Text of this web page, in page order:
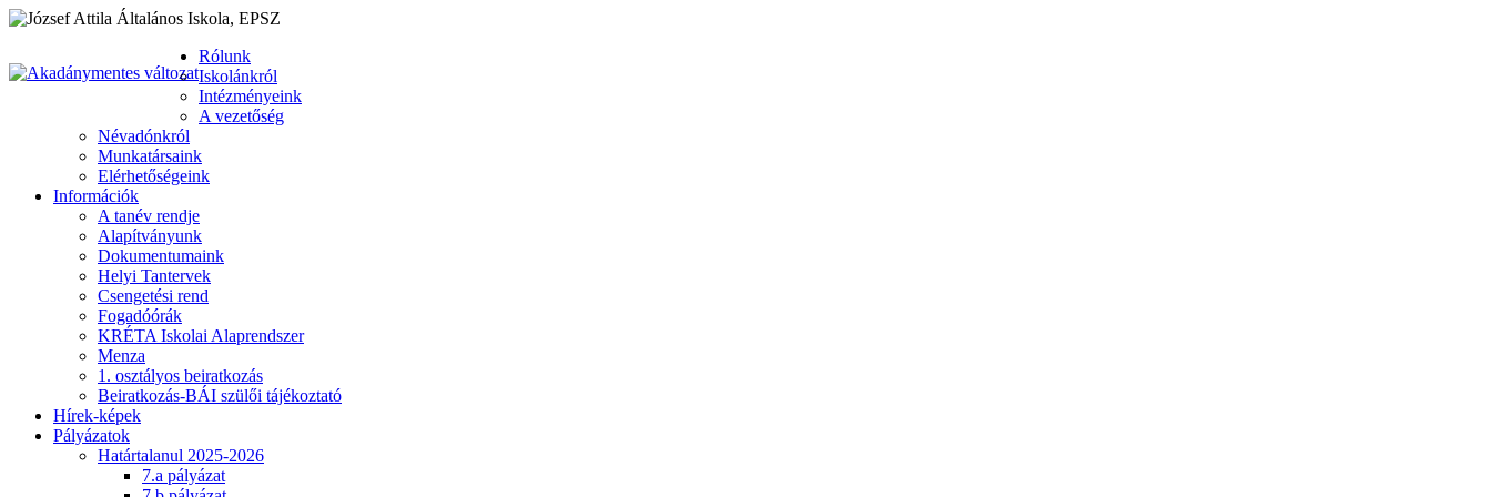
Rólunk
Iskolánkról
Intézményeink
A vezetőség
Névadónkról
Munkatársaink
Elérhetőségeink
Információk
A tanév rendje
Alapítványunk
Dokumentumaink
Helyi Tantervek
Csengetési rend
Fogadóórák
KRÉTA Iskolai Alaprendszer
Menza
1. osztályos beiratkozás
Beiratkozás-BÁI szülői tájékoztató
Hírek-képek
Pályázatok
Határtalanul 2025-2026
7.a pályázat